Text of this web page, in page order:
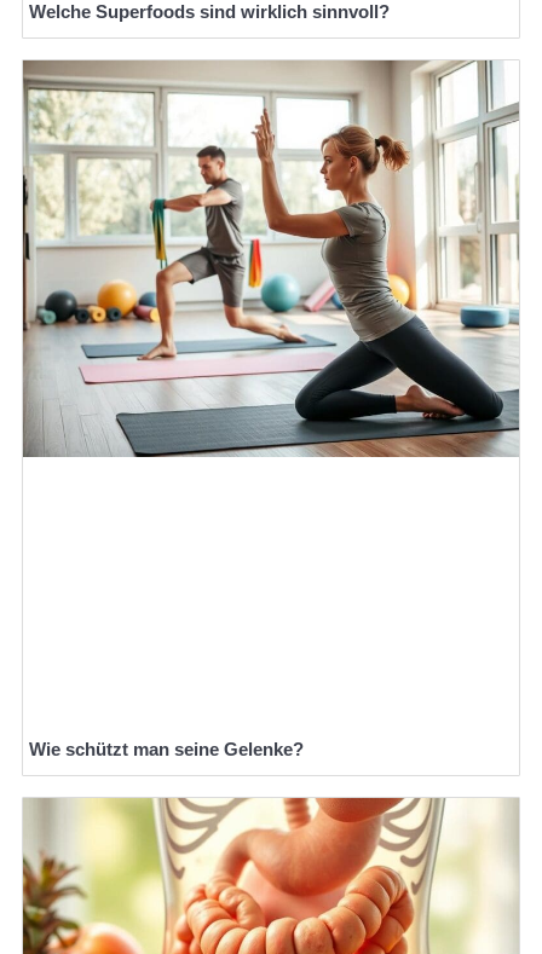
Welche Superfoods sind wirklich sinnvoll?
Wie schützt man seine Gelenke?